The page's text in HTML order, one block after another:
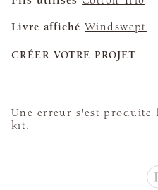
Livre affiché Windswept
CRÉER VOTRE PROJET
Une erreur s'est produite
kit.